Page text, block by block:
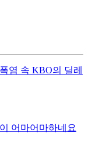
염 속 KBO의 딜레
어마어마하네요